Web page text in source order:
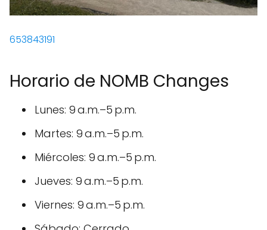
653843191
Horario de NOMB Changes
Lunes: 9 a.m.–5 p.m.
Martes: 9 a.m.–5 p.m.
Miércoles: 9 a.m.–5 p.m.
Jueves: 9 a.m.–5 p.m.
Viernes: 9 a.m.–5 p.m.